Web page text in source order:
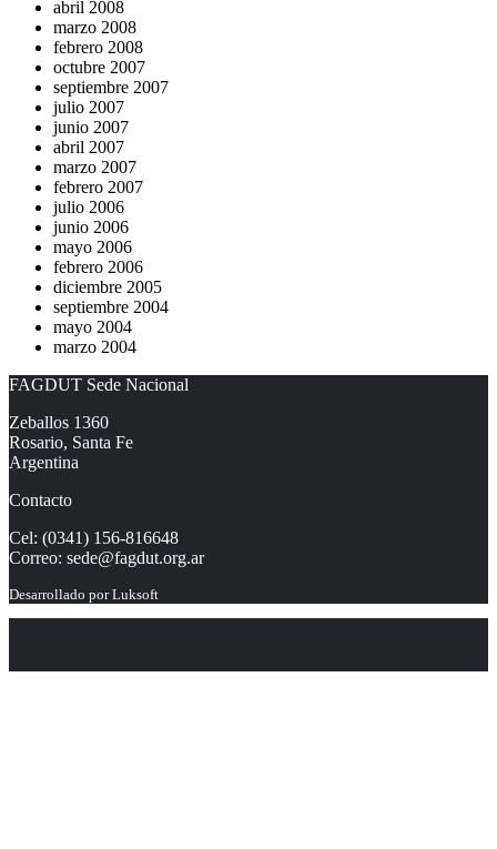
abril 2008
marzo 2008
febrero 2008
octubre 2007
septiembre 2007
julio 2007
junio 2007
abril 2007
marzo 2007
febrero 2007
julio 2006
junio 2006
mayo 2006
febrero 2006
diciembre 2005
septiembre 2004
mayo 2004
marzo 2004
FAGDUT Sede Nacional
Zeballos 1360
Rosario, Santa Fe
Argentina
Contacto
Cel: (0341) 156-816648
Correo: sede@fagdut.org.ar
Desarrollado porLuksoft